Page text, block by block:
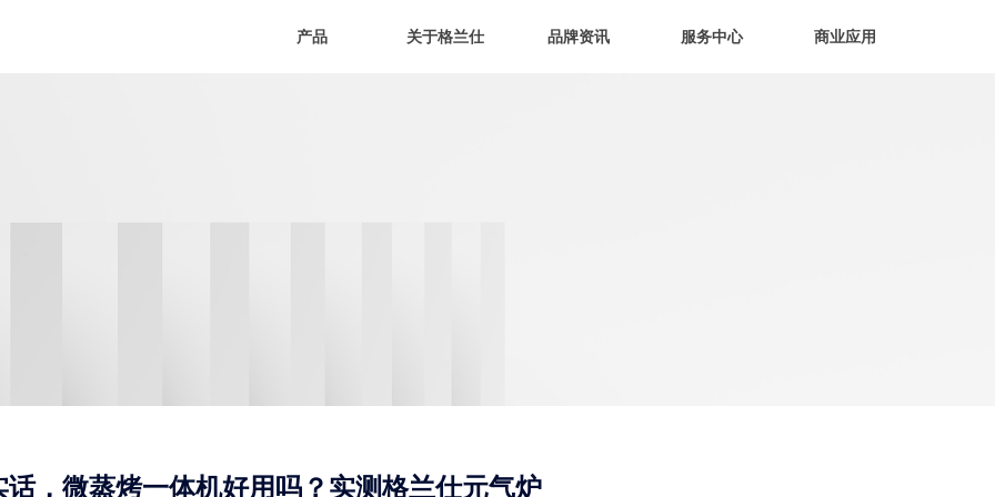
产品 关于格兰仕 品牌资讯 服务中心 商业应用
话，微蒸烤一体机好用吗？实测格兰仕元气炉